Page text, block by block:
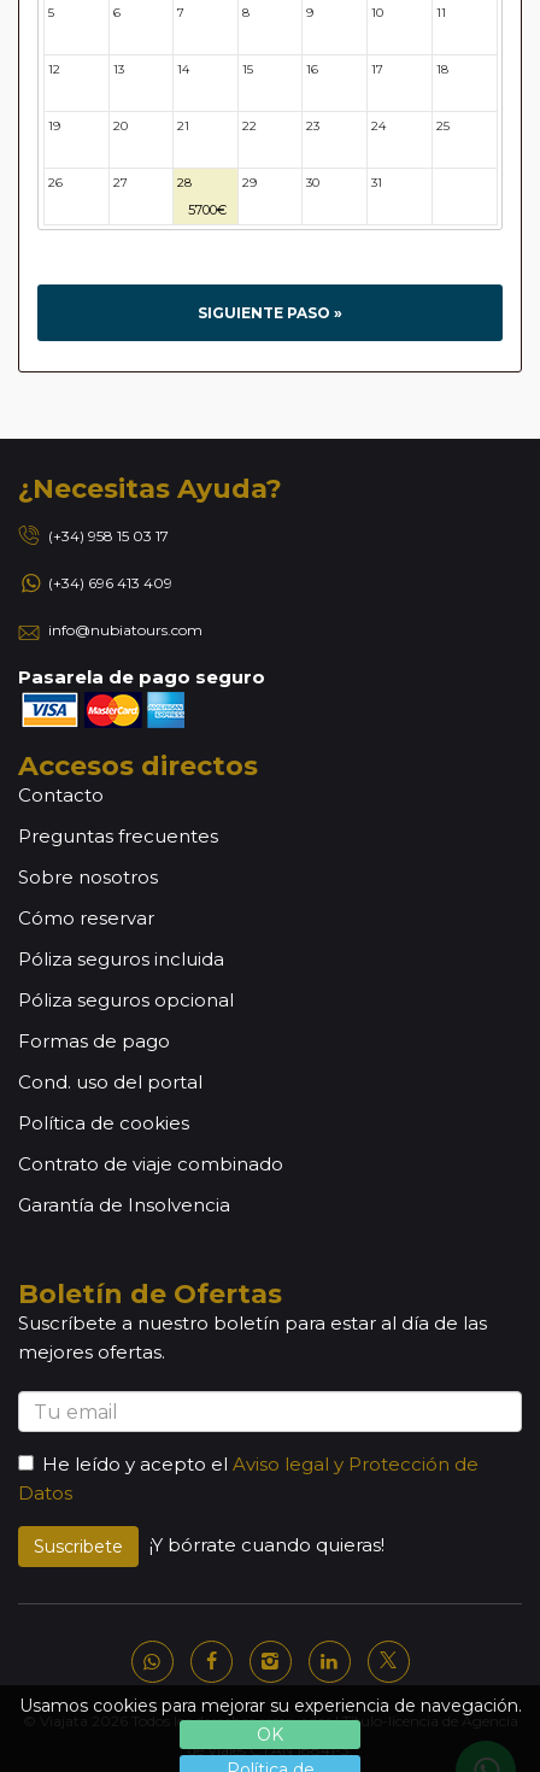
Usamos cookies para mejorar su experiencia de navegación.
OK
5 6 7 8 9 10 11
12 13 14 15 16 17 18
19 20 21 22 23 24 25
26 27 28
5700€
29 30 31
SIGUIENTE PASO »
¿Necesitas Ayuda?
(+34) 958 15 03 17
(+34) 696 413 409
info@nubiatours.com
Pasarela de pago seguro
Accesos directos
Contacto
Preguntas frecuentes
Sobre nosotros
Cómo reservar
Póliza seguros incluida
Póliza seguros opcional
Formas de pago
Cond. uso del portal
Política de cookies
Contrato de viaje combinado
Garantía de Insolvencia
Boletín de Ofertas
Suscríbete a nuestro boletín para estar al día de las
mejores ofertas.
He leído y acepto el Aviso legal y Protección de
Datos
Suscribete ¡Y bórrate cuando quieras!
© Viajata 2026 Todos los derechos reservados | Título-licencia de Agencia
de Viajes C.I.AN 18841-3.